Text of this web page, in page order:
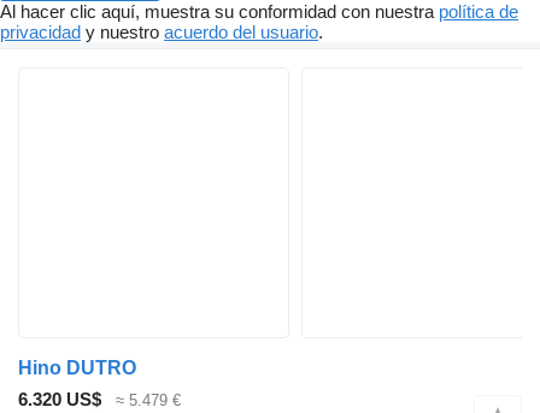
Al hacer clic aquí, muestra su conformidad con nuestra política de
privacidad y nuestro acuerdo del usuario.
Hino DUTRO
6.320 US$
≈ 5.479 €